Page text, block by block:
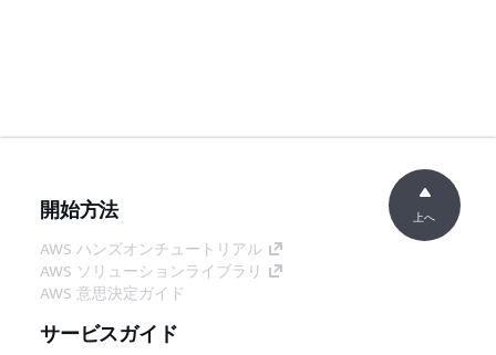
開始方法
AWS ハンズオンチュートリアル
AWS ソリューションライブラリ
AWS 意思決定ガイド
サービスガイド
上へ